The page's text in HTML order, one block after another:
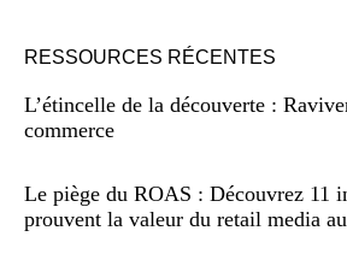
RESSOURCES RÉCENTES
L’étincelle de la découverte :
commerce
Le piège du ROAS : Découvrez 11
prouvent la valeur du retail media